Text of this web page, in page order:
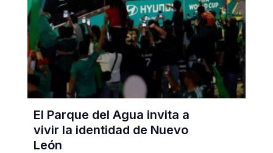
El Parque del Agua invita a
vivir la identidad de Nuevo
León